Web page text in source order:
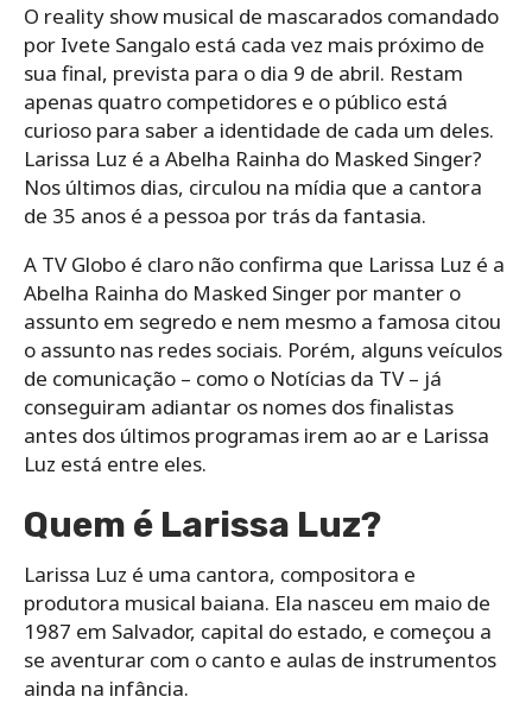
O reality show musical de mascarados comandado
por Ivete Sangalo está cada vez mais próximo de
sua final, prevista para o dia 9 de abril. Restam
apenas quatro competidores e o público está
curioso para saber a identidade de cada um deles.
Larissa Luz é a Abelha Rainha do Masked Singer?
Nos últimos dias, circulou na mídia que a cantora
de 35 anos é a pessoa por trás da fantasia.
A TV Globo é claro não confirma que Larissa Luz é a
Abelha Rainha do Masked Singer por manter o
assunto em segredo e nem mesmo a famosa citou
o assunto nas redes sociais. Porém, alguns veículos
de comunicação – como o Notícias da TV – já
conseguiram adiantar os nomes dos finalistas
antes dos últimos programas irem ao ar e Larissa
Luz está entre eles.
Quem é Larissa Luz?
Larissa Luz é uma cantora, compositora e
produtora musical baiana. Ela nasceu em maio de
1987 em Salvador, capital do estado, e começou a
se aventurar com o canto e aulas de instrumentos
ainda na infância.